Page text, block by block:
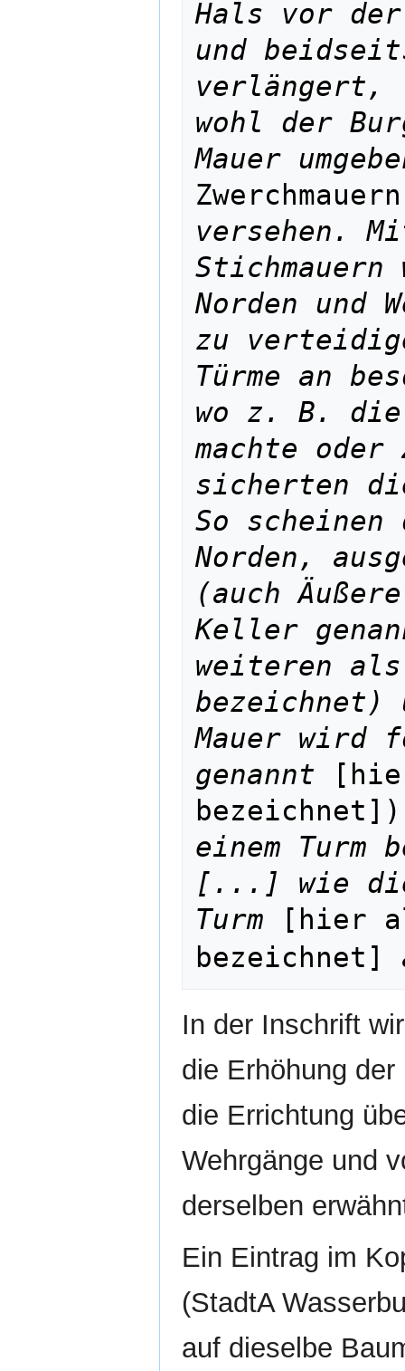
Hals vor
und
verlängert,
wohl der
Mauer
versehen.
Stichmauern
Norden und
zu
Türme an
wo z. B. die
machte oder
sicherten
So scheinen
Norden,
(auch
Keller
weiteren als
bezeichnet)
Mauer wird
genannt
einem Turm
[...] wie die
Turm [hier
bezeichnet]
In der Inschrift
die Erhöhung der
die Errichtung
Wehrgänge und
derselben
Ein Eintrag im
(StadtA
auf dieselbe